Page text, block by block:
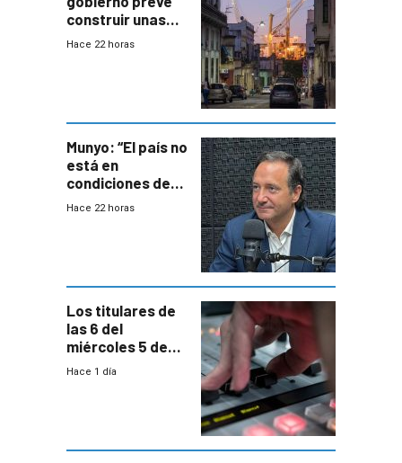
construir unas
mil viviendas en
Hace 22 horas
Munyo: “El país no
está en
condiciones de
enfrentar una
Hace 22 horas
Los titulares de
las 6 del
miércoles 5 de
agosto de 2026
Hace 1 día